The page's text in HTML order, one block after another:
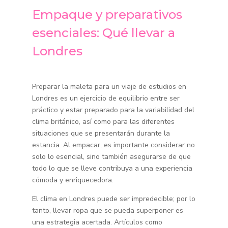
Empaque y preparativos
esenciales: Qué llevar a
Londres
Preparar la maleta para un viaje de estudios en
Londres es un ejercicio de equilibrio entre ser
práctico y estar preparado para la variabilidad del
clima británico, así como para las diferentes
situaciones que se presentarán durante la
estancia. Al empacar, es importante considerar no
solo lo esencial, sino también asegurarse de que
todo lo que se lleve contribuya a una experiencia
cómoda y enriquecedora.
El clima en Londres puede ser impredecible; por lo
tanto, llevar ropa que se pueda superponer es
una estrategia acertada. Artículos como